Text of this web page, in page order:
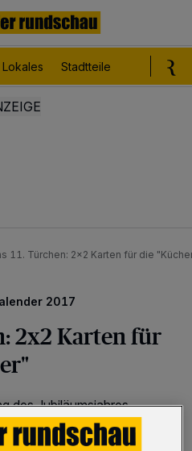
Lokales Stadtteile
11. Türchen: 2x2 Karten für die
2017
2x2 Karten für
des Jubiläumsjahres
noch einmal im
Samstag (16. Dezember